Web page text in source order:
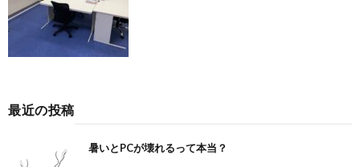
最近の投稿
暑いとPCが壊れるって本当？